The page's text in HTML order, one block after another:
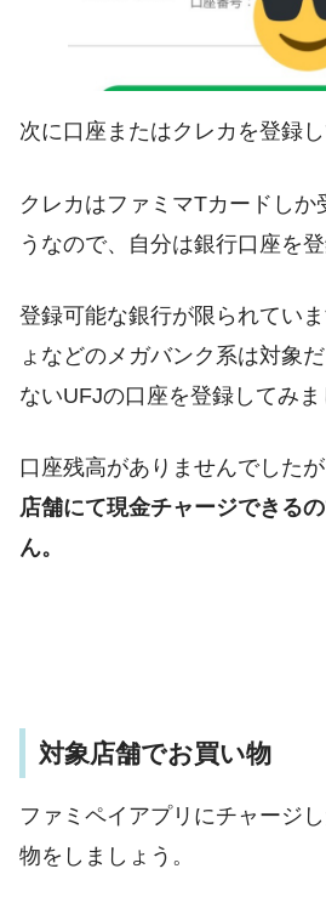
次に口座またはクレカを登録し
クレカはファミマTカードしか
うなので、自分は銀行口座を登
登録可能な銀行が限られてい
ょなどのメガバンク系は対象
ないUFJの口座を登録してみま
口座残高がありませんでしたが
店舗にて現金チャージできる
ん。
対象店舗でお買い物
ファミペイアプリにチャージ
物をしましょう。